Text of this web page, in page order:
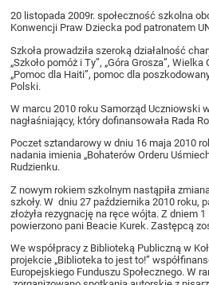
20 listopada 2009r. społeczność szkolna
Konwencji Praw Dziecka pod patronatem
Szkoła prowadziła szeroką działalność
„Szkoło pomóż i Ty”, „Góra Grosza”,
„Pomoc dla Haiti”, pomoc dla
Polski.
W marcu 2010 roku Samorząd Uczniowski
nagłaśniający, który dofinansowała Rada
Poczet sztandarowy w dniu 16 maja 2010
nadania imienia „Bohaterów Orderu
Rudzienku.
Z nowym rokiem szkolnym nastąpiła
szkoły. W dniu 27 października 2010 roku,
złożyła rezygnację na ręce wójta. Z dniem
powierzono pani Beacie Kurek. Zastępcą
We współpracy z Biblioteką Publiczną w
projekcie „Biblioteka to jest to!”
Europejskiego Funduszu Społecznego. W